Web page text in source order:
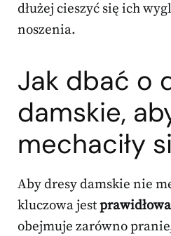
dłużej cieszyć się ich
noszenia.
Jak dbać o
damskie,
mechaciły
Aby dresy damskie nie
kluczowa jest
obejmuje zarówno